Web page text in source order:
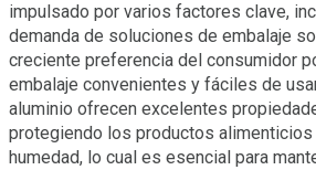
impulsado por varios factores clave,
demanda de soluciones de embalaje
creciente preferencia del consumidor
embalaje convenientes y fáciles de
aluminio ofrecen excelentes
protegiendo los productos alimenticios
humedad, lo cual es esencial para